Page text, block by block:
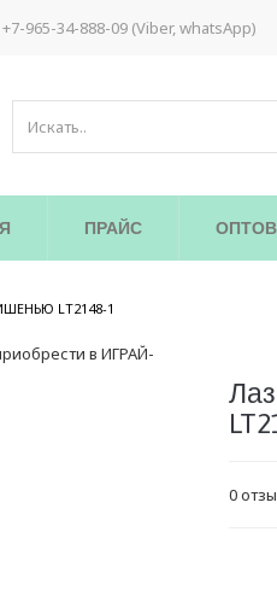
965-34-888-09 (Viber, whatsApp)
ПРАЙС
LT2148-1
0